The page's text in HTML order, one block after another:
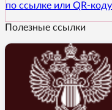
по ссылке или QR-
Полезные ссылки